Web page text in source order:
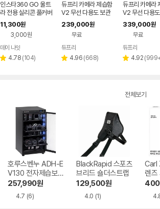
인스타360 GO 울트
라 전용 실리콘 풀커버
케이스 보호 세트
11,300원
3,000원
데이 나잇
별 4.78 리
(104)
듀프리 카메라 제습함
V2 무선 다용도 보관
함 50L
239,000원
무료
듀프리
별 4.96 리
(668)
듀프리 카메라
V2 무선 다용
함 108L
339,000원
무료
듀프리
별 4.92 리
(
전체보기
호루스벤누 ADH-E
V130 전자제습보
관함
257,990원
4.7 (6)
BlackRapid 스포츠
브리드 숄더스트랩
129,500원
4.0 (1)
Carl
렌즈